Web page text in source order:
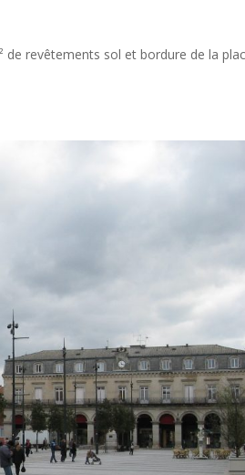
de revêtements sol et bordure de la